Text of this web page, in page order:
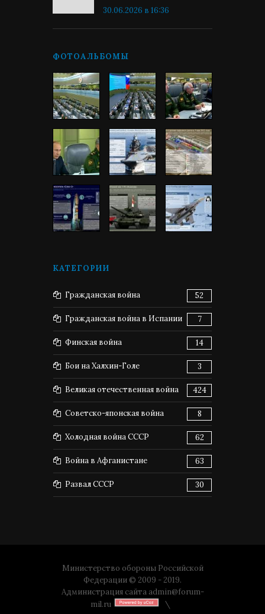
30.06.2026 в 16:36
ФОТОАЛЬБОМЫ
КАТЕГОРИИ
Гражданская война 52
Гражданская война в Испании 7
Финская война 14
Бои на Халхин-Голе 3
Великая отечественная война 424
Советско-японская война 8
Холодная война СССР 62
Война в Афганистане 63
Развал СССР 30
Министерство обороны Российской
Федерации © 2009 - 2019.
Администрация сайта admin@forum-
mil.ru